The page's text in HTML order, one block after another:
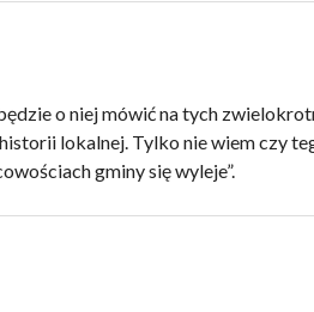
o niej mówić na tych
lokalnej. Tylko nie wiem czy
gminy się wyleje”.